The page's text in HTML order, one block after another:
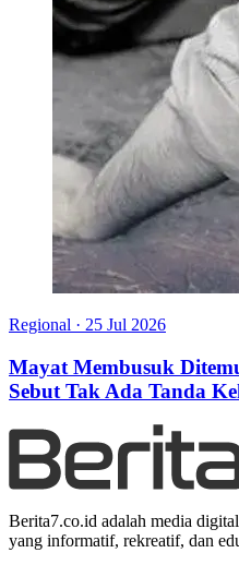
Regional · 25 Jul 2026
Mayat Membusuk
Sebut Tak Ada Tanda
Berita7.co.id adalah media
yang informatif, rekreatif, dan